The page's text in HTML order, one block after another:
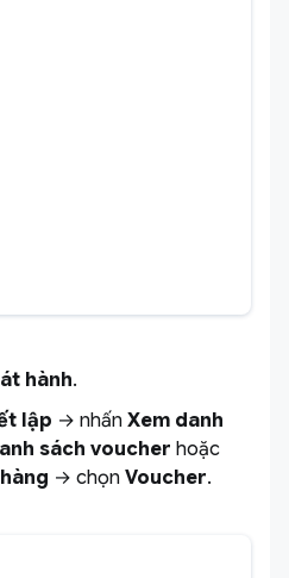
hành.
lập → nhấn Xem danh
sách voucher hoặc
→ chọn Voucher.